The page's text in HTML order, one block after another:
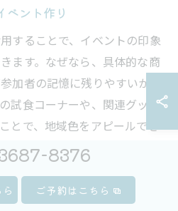
ベント作り
することで、イベントの印象
ます。なぜなら、具体的な商
加者の記憶に残りやすいから
試食コーナーや、関連グッズ
とで、地域色をアピールでき
品があることで、参加者同士
信に直結する重要なポイント
8376
ご予約はこちら